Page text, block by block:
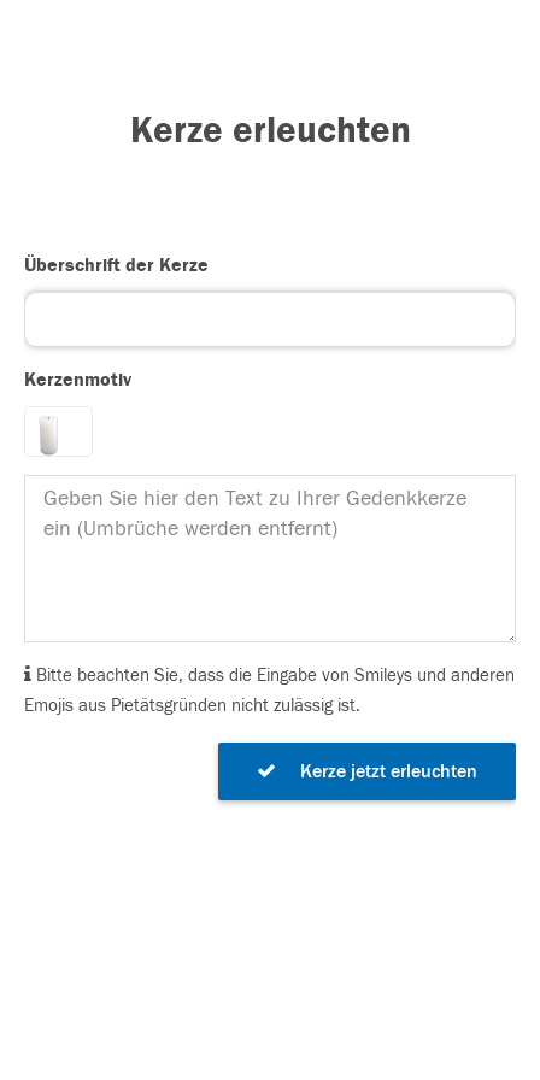
Kerze erleuchten
Überschrift der Kerze
Kerzenmotiv
Bitte beachten Sie, dass die Eingabe von Smileys und anderen
Emojis aus Pietätsgründen nicht zulässig ist.
Kerze jetzt erleuchten